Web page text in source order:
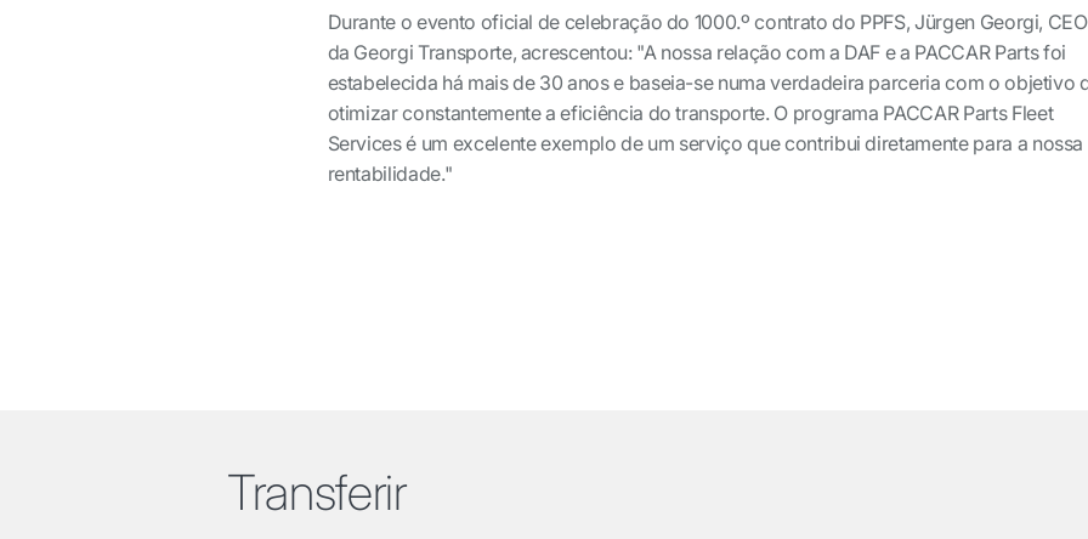
Durante o evento oficial de celebração do 1000.º contrato do PPFS, Jürgen Georgi, CEO
da Georgi Transporte, acrescentou: "A nossa relação com a DAF e a PACCAR Parts foi
estabelecida há mais de 30 anos e baseia-se numa verdadeira parceria com o objetivo
otimizar constantemente a eficiência do transporte. O programa PACCAR Parts Fleet
Services é um excelente exemplo de um serviço que contribui diretamente para a nossa
rentabilidade."
Transferir